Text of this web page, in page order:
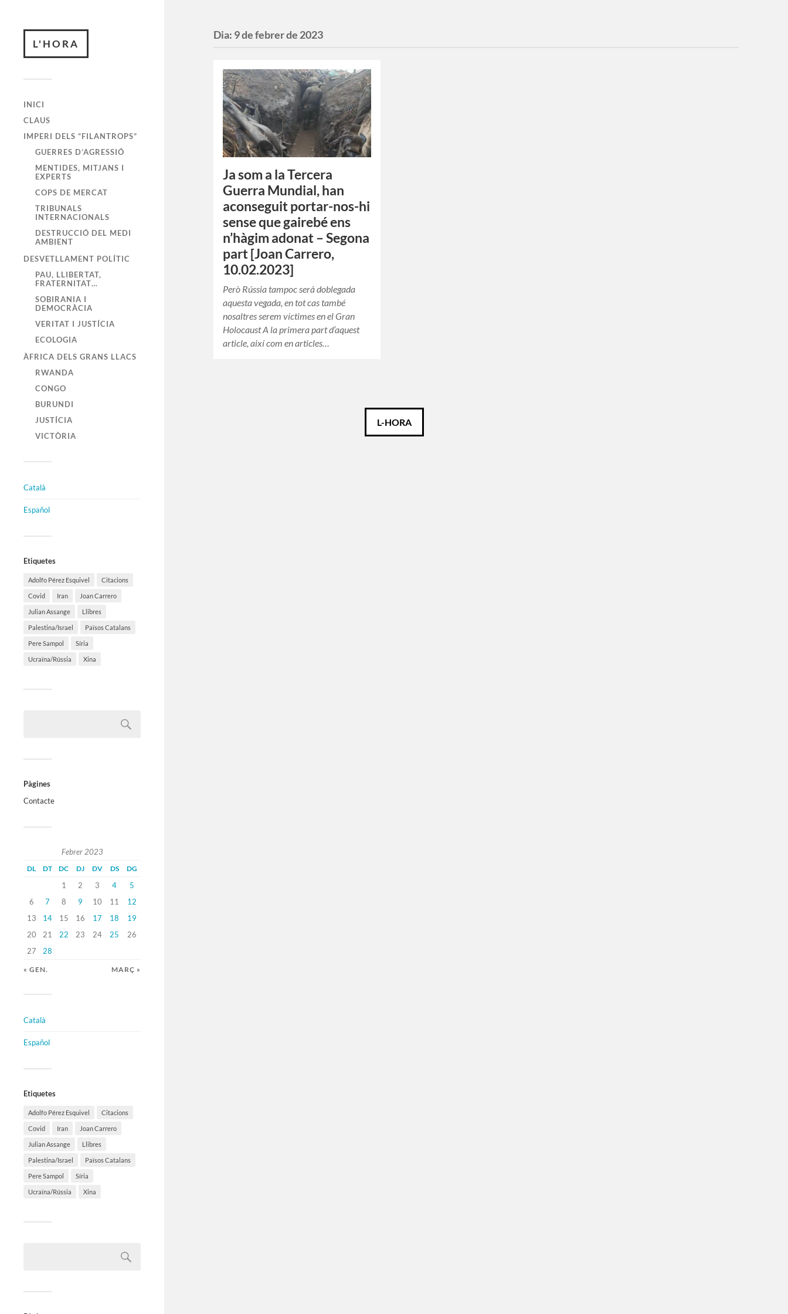
L'HORA
INICI
CLAUS
IMPERI DELS “FILANTROPS”
GUERRES D’AGRESSIÓ
MENTIDES, MITJANS I
EXPERTS
COPS DE MERCAT
TRIBUNALS
INTERNACIONALS
DESTRUCCIÓ DEL MEDI
AMBIENT
DESVETLLAMENT POLÍTIC
PAU, LLIBERTAT,
FRATERNITAT…
SOBIRANIA I
DEMOCRÀCIA
VERITAT I JUSTÍCIA
ECOLOGIA
ÀFRICA DELS GRANS LLACS
RWANDA
CONGO
BURUNDI
JUSTÍCIA
VICTÒRIA
Català
Español
Etiquetes
Adolfo Pérez Esquivel Citacions
Covid Iran Joan Carrero
Julian Assange Llibres
Palestina/Israel Països Catalans
Pere Sampol Síria
Ucraïna/Rússia Xina
Pàgines
Contacte
Febrer 2023
DL DT DC DJ DV DS DG
1 2 3 4
5
6
7 8 9 10 11
12
13
14 15 16 17 18
19
20
21 22 23 24 25
26
27
28
« GEN. MARÇ »
Català
Español
Etiquetes
Adolfo Pérez Esquivel Citacions
Covid Iran Joan Carrero
Julian Assange Llibres
Palestina/Israel Països Catalans
Pere Sampol Síria
Ucraïna/Rússia Xina
Dia: 9 de febrer de 2023
Ja som a la Tercera
Guerra Mundial, han
aconseguit portar-nos-hi
sense que gairebé ens
n’hàgim adonat – Segona
part [Joan Carrero,
10.02.2023]
Però Rússia tampoc serà doblegada
aquesta vegada, en tot cas també
nosaltres serem víctimes en el Gran
Holocaust A la primera part d’aquest
article, així com en articles…
L-HORA